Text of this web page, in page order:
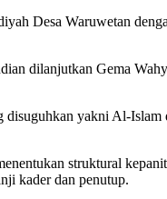
Desa Waruwetan
dilanjutkan Gema
yakni Al-
struktural
kader dan penutup.